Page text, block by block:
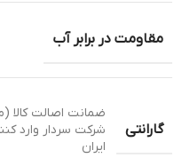
مقاومت در برابر آب
گارانتی
ضمانت اصالت کالا
شرکت سردار وارد
ایران